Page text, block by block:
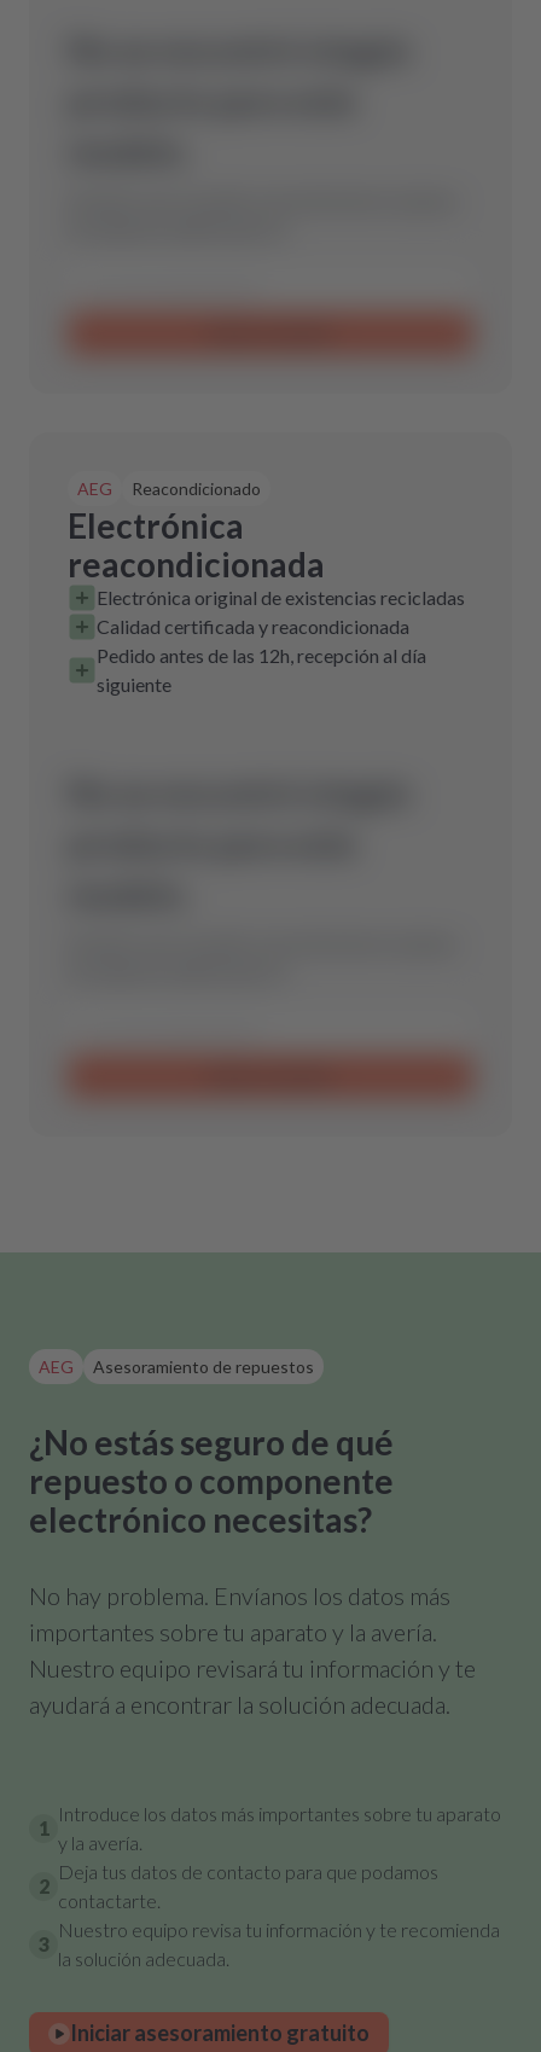
AEG Reacondicionado
Electrónica
reacondicionada
Electrónica original de existencias recicladas
Calidad certificada y reacondicionada
Pedido antes de las 12h, recepción al día
siguiente
AEG Asesoramiento de repuestos
¿No estás seguro de qué
repuesto o componente
electrónico necesitas?
No hay problema. Envíanos los datos más
importantes sobre tu aparato y la avería.
Nuestro equipo revisará tu información y te
ayudará a encontrar la solución adecuada.
1
Introduce los datos más importantes sobre tu aparato
y la avería.
2
Deja tus datos de contacto para que podamos
contactarte.
3
Nuestro equipo revisa tu información y te recomienda
la solución adecuada.
Iniciar asesoramiento gratuito